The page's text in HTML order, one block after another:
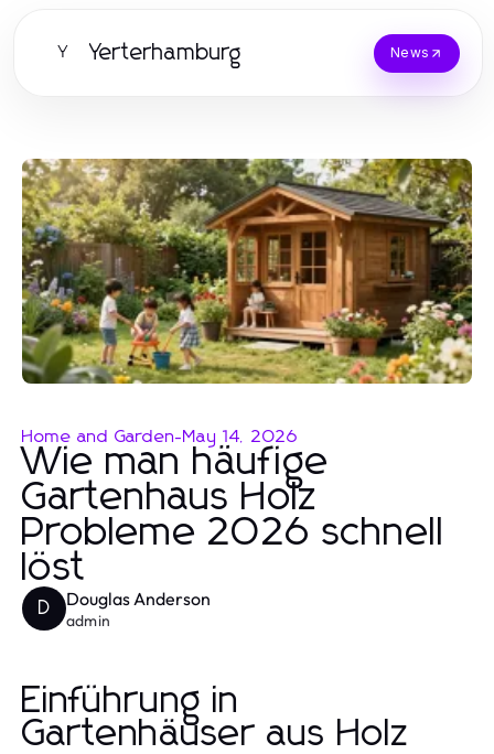
Y Yerterhamburg News
Home and Garden-May 14, 2026
Wie man häufige
Gartenhaus Holz
Probleme 2026 schnell
löst
D Douglas Anderson
admin
Einführung in
Gartenhäuser aus Holz